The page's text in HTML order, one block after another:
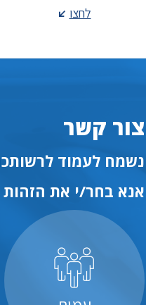
לחצו
צור קשר
נשמח לעמוד
אנא בחר/י את